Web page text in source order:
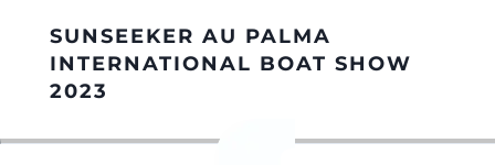
NOTRE HÉRITAGE
ESTIMEZ VOTRE BATEAU
SUNSEEKER AU PALMA
INTERNATIONAL BOAT SHOW
2023